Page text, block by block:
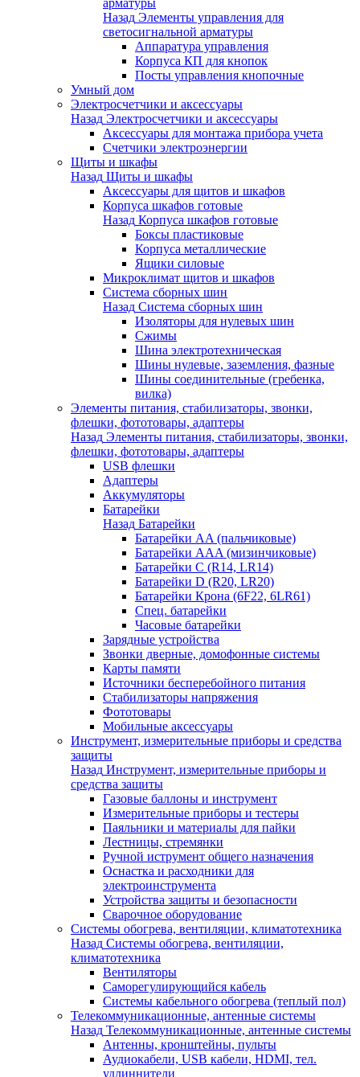
арматуры
Назад Элементы управления для
светосигнальной арматуры
Аппаратура управления
Корпуса КП для кнопок
Посты управления кнопочные
Умный дом
Электросчетчики и аксессуары
Назад Электросчетчики и аксессуары
Аксессуары для монтажа прибора учета
Счетчики электроэнергии
Щиты и шкафы
Назад Щиты и шкафы
Аксессуары для щитов и шкафов
Корпуса шкафов готовые
Назад Корпуса шкафов готовые
Боксы пластиковые
Корпуса металлические
Ящики силовые
Микроклимат щитов и шкафов
Система сборных шин
Назад Система сборных шин
Изоляторы для нулевых шин
Сжимы
Шина электротехническая
Шины нулевые, заземления, фазные
Шины соединительные (гребенка,
вилка)
Элементы питания, стабилизаторы, звонки,
флешки, фототовары, адаптеры
Назад Элементы питания, стабилизаторы, звонки,
флешки, фототовары, адаптеры
USB флешки
Адаптеры
Аккумуляторы
Батарейки
Назад Батарейки
Батарейки AA (пальчиковые)
Батарейки AAA (мизинчиковые)
Батарейки C (R14, LR14)
Батарейки D (R20, LR20)
Батарейки Крона (6F22, 6LR61)
Спец. батарейки
Часовые батарейки
Зарядные устройства
Звонки дверные, домофонные системы
Карты памяти
Источники бесперебойного питания
Стабилизаторы напряжения
Фототовары
Мобильные аксессуары
Инструмент, измерительные приборы и средства
защиты
Назад Инструмент, измерительные приборы и
средства защиты
Газовые баллоны и инструмент
Измерительные приборы и тестеры
Паяльники и материалы для пайки
Лестницы, стремянки
Ручной иструмент общего назначения
Оснастка и расходники для
электроинструмента
Устройства защиты и безопасности
Сварочное оборудование
Системы обогрева, вентиляции, климатотехника
Назад Системы обогрева, вентиляции,
климатотехника
Вентиляторы
Саморегулирующийся кабель
Системы кабельного обогрева (теплый пол)
Телекоммуникационные, антенные системы
Назад Телекоммуникационные, антенные системы
Антенны, кронштейны, пульты
Аудиокабели, USB кабели, HDMI, тел.
удлиннители